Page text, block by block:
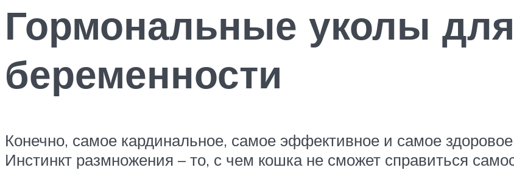
Гормональные уколы
беременности
Конечно, самое кардинальное, самое эффективное и самое
Инстинкт размножения – то, с чем кошка не сможет справиться